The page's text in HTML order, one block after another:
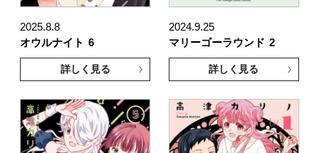
2025.8.8
オウルナイト 6
詳しく見る
2024.9.25
マリーゴーラウンド 2
詳しく見る